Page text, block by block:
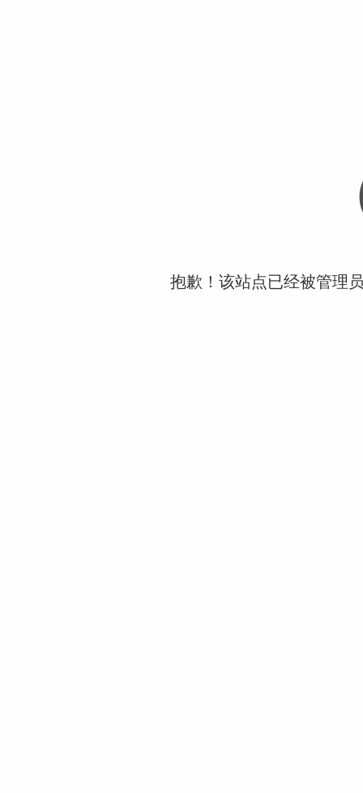
抱歉！该站点已经被管理